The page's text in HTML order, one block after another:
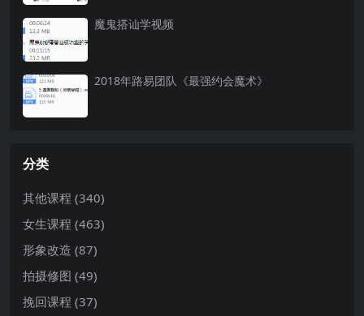
魔鬼搭讪学视频
2018年路易团队《最强约会魔术》
分类
其他课程 (340)
女生课程 (463)
形象改造 (87)
拍摄修图 (49)
挽回课程 (37)